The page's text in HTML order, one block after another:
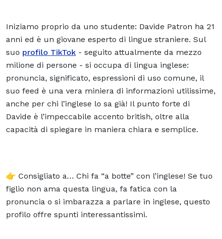
Iniziamo proprio da uno studente: Davide Patron ha 21
anni ed è un giovane esperto di lingue straniere. Sul
suo profilo TikTok - seguito attualmente da mezzo
milione di persone - si occupa di lingua inglese:
pronuncia, significato, espressioni di uso comune, il
suo feed è una vera miniera di informazioni utilissime,
anche per chi l’inglese lo sa già! Il punto forte di
Davide è l’impeccabile accento british, oltre alla
capacità di spiegare in maniera chiara e semplice.
👉 Consigliato a… Chi fa “a botte” con l’inglese! Se tuo
figlio non ama questa lingua, fa fatica con la
pronuncia o si imbarazza a parlare in inglese, questo
profilo offre spunti interessantissimi.